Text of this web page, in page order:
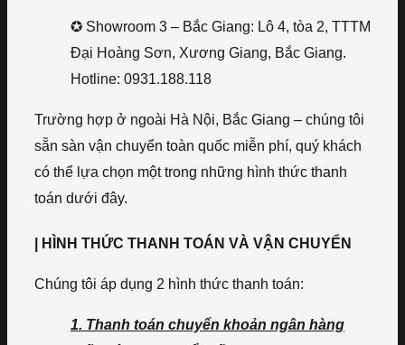
✪ Showroom 3 – Bắc Giang: Lô 4, tòa 2, TTTM
Đại Hoàng Sơn, Xương Giang, Bắc Giang.
Hotline: 0931.188.118
Trường hợp ở ngoài Hà Nội, Bắc Giang – chúng tôi
sẵn sàn vận chuyển toàn quốc miễn phí, quý khách
có thể lựa chọn một trong những hình thức thanh
toán dưới đây.
| HÌNH THỨC THANH TOÁN VÀ VẬN CHUYỂN
Chúng tôi áp dụng 2 hình thức thanh toán:
1. Thanh toán chuyển khoản ngân hàng